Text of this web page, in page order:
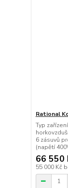
Rational
Typ
6 zásuvů
(napětí
66 550
55 000 Kč